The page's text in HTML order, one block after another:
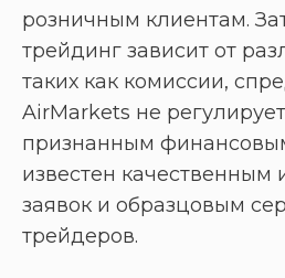
розничным клиентам.
трейдинг зависит от
таких как комиссии,
AirMarkets не
признанным
известен качественным
заявок и образцовым
трейдеров.